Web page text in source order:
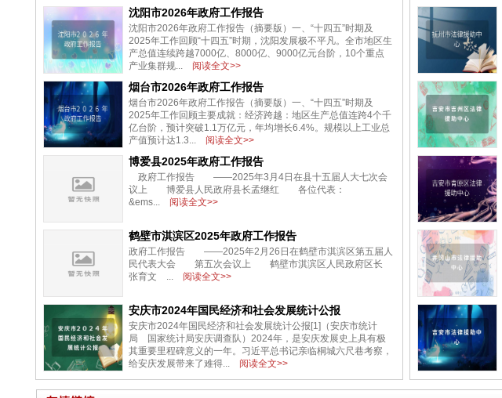
沈阳市2026年政府工作报告
沈阳市2026年政府工作报告（摘要版）一、“十四五”时期及
2025年工作回顾“十四五”时期，沈阳发展极不平凡。全市地区生
产总值连续跨越7000亿、8000亿、9000亿元台阶，10个重点
产业集群规...
阅读全文>>
烟台市2026年政府工作报告
烟台市2026年政府工作报告（摘要版）一、“十四五”时期及
2025年工作回顾主要成就：经济跨越：地区生产总值连跨4个千
亿台阶，预计突破1.1万亿元，年均增长6.4%。规模以上工业总
产值预计达1.3...
阅读全文>>
博爱县2025年政府工作报告
政府工作报告 ——2025年3月4日在县十五届人大七次会
议上 博爱县人民政府县长孟继红 各位代表：
&ems...
阅读全文>>
鹤壁市淇滨区2025年政府工作报告
政府工作报告 ——2025年2月26日在鹤壁市淇滨区第五届人
民代表大会 第五次会议上 鹤壁市淇滨区人民政府区长
张育文 ...
阅读全文>>
安庆市2024年国民经济和社会发展统计公报
安庆市2024年国民经济和社会发展统计公报[1]（安庆市统计
局 国家统计局安庆调查队）2024年，是安庆发展史上具有极
其重要里程碑意义的一年。习近平总书记亲临桐城六尺巷考察，
给安庆发展带来了难得...
阅读全文>>